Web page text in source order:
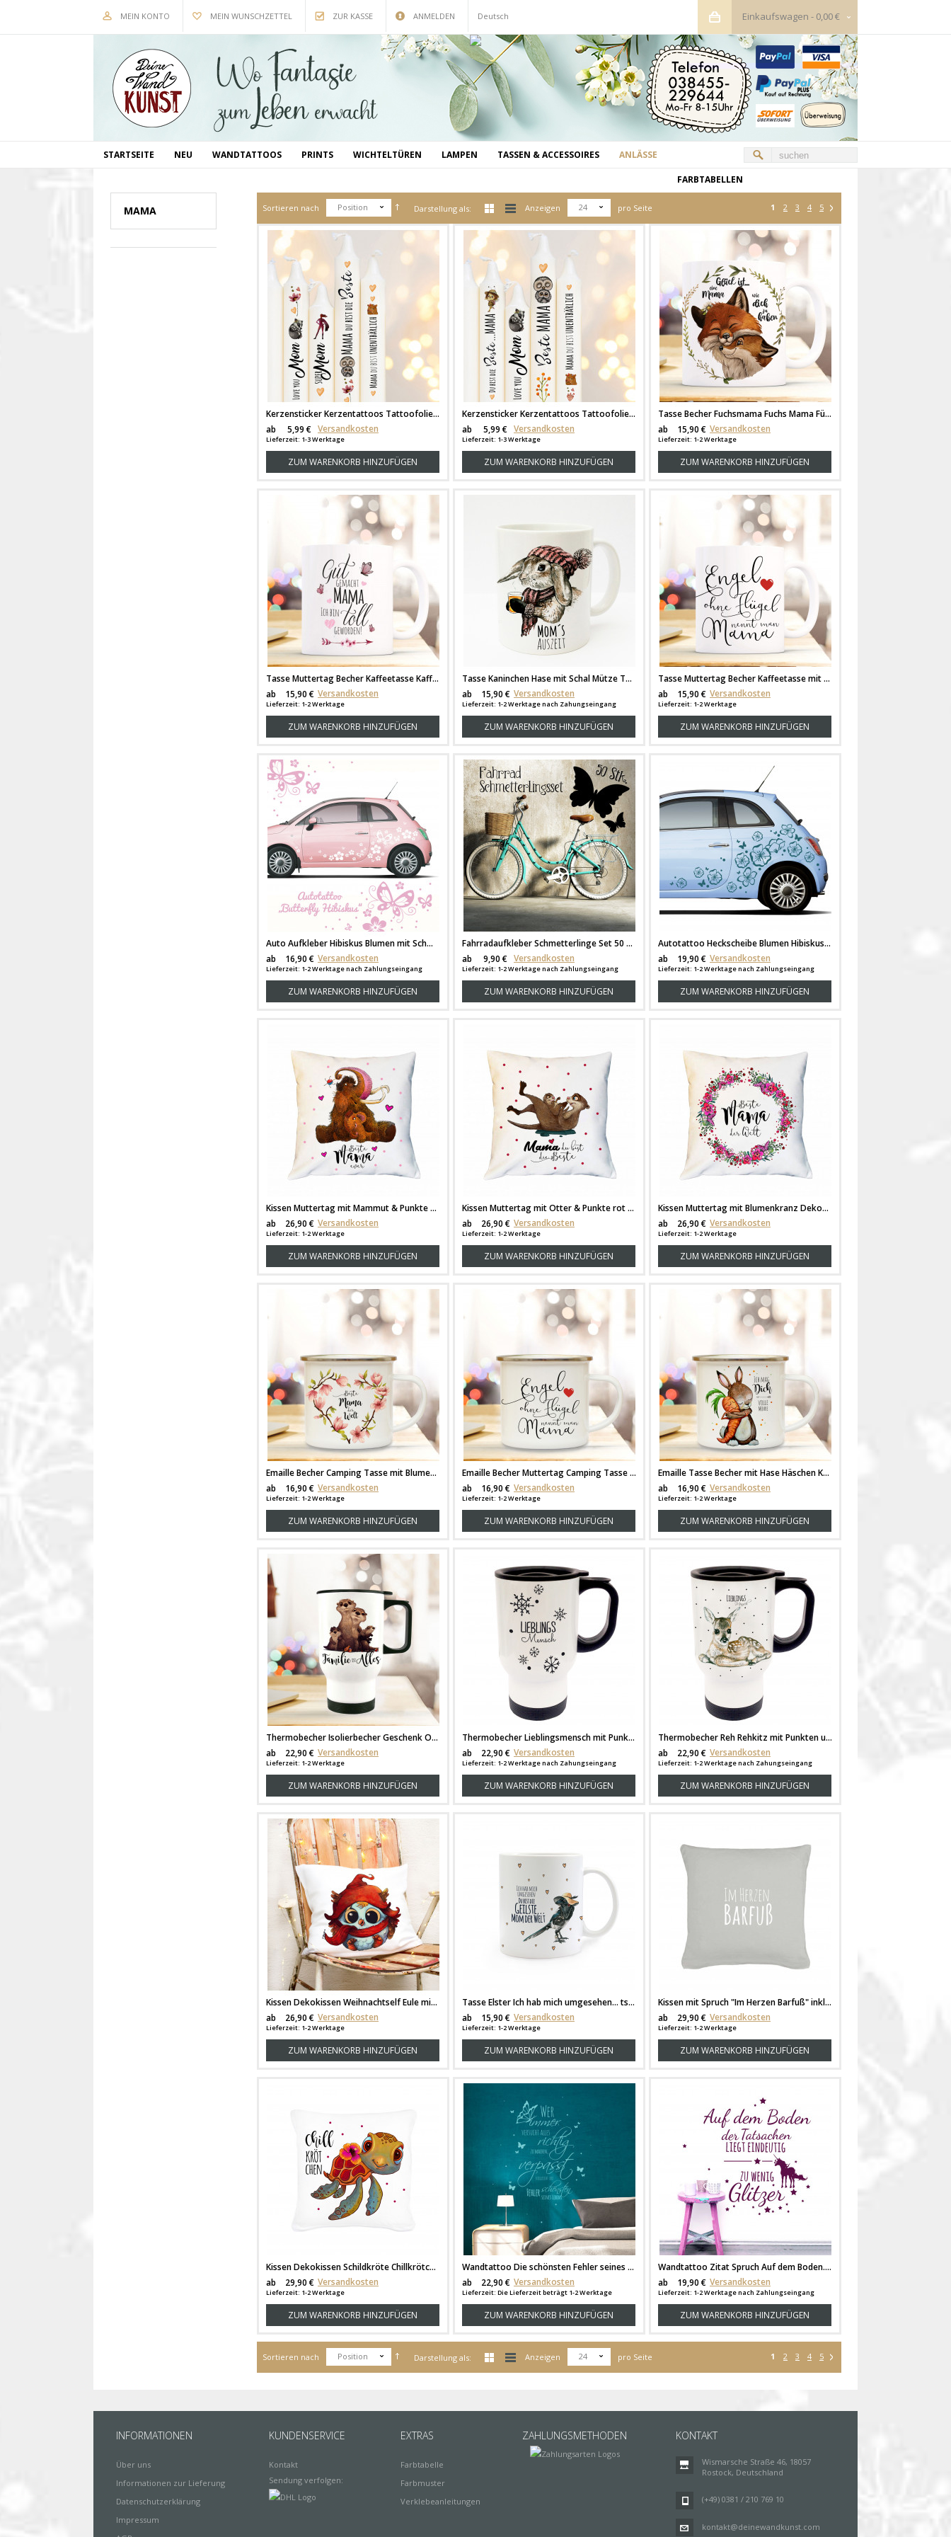
MEIN KONTO MEIN WUNSCHZETTEL ZUR KASSE ANMELDEN Deutsch Einkaufswagen - 0,00 €
STARTSEITE NEU WANDTATTOOS PRINTS WICHTELTÜREN LAMPEN TASSEN & ACCESSOIRES ANLÄSSE
FARBTABELLEN
Sortieren nach Position Darstellung als: 1 2 3 4 5
Anzeigen 24 pro Seite
Kerzensticker Kerzentattoos Tattoofolie Geschenk Beste Mama unentbärlich Mom für Kerzen oder Keramik A6 Bogen DIY Stickerbogen für bis zu 5 Kerzen kst37
ab
5,99 € Versandkosten
Lieferzeit: 1-3 Werktage
ZUM WARENKORB HINZUFÜGEN
Kerzensticker Kerzentattoos Tattoofolie Geschenk Meine Beste Mama unentbärlich love you Mom für Kerzen oder Keramik A6 Bogen DIY Stickerbogen für bis zu 5 Kerzen kst39
ab
5,99 € Versandkosten
Lieferzeit: 1-3 Werktage
ZUM WARENKORB HINZUFÜGEN
Tasse Becher Fuchsmama Fuchs Mama Füchschen Waldkranz & Spruch Glück ist eine Mama zu haben Kaffeebecher Teetasse Geschenk ts1177
ab
15,90 € Versandkosten
Lieferzeit: 1-2 Werktage
ZUM WARENKORB HINZUFÜGEN
Tasse Muttertag Becher Kaffeetasse Kaffeebecher mit Pfeil Schmetterlingen und Spruch gut gemacht Mama ts635
ab
15,90 € Versandkosten
Lieferzeit: 1-2 Werktage
ZUM WARENKORB HINZUFÜGEN
Tasse Kaninchen Hase mit Schal Mütze Tee und Spruch Mom's Auszeit ts194
ab
15,90 € Versandkosten
Lieferzeit: 1-2 Werktage nach Zahungseingang
ZUM WARENKORB HINZUFÜGEN
Tasse Muttertag Becher Kaffeetasse mit Spruch Kaffeebecher Geschenk Spruchbecher Mama.. Engel ohne Flügel ts657
ab
15,90 € Versandkosten
Lieferzeit: 1-2 Werktage
ZUM WARENKORB HINZUFÜGEN
Auto Aufkleber Hibiskus Blumen mit Schmetterlingen M1029
ab
16,90 € Versandkosten
Lieferzeit: 1-2 Werktage nach Zahlungseingang
ZUM WARENKORB HINZUFÜGEN
Fahrradaufkleber Schmetterlinge Set 50 Stück M811
ab
9,90 € Versandkosten
Lieferzeit: 1-2 Werktage nach Zahlungseingang
ZUM WARENKORB HINZUFÜGEN
Autotattoo Heckscheibe Blumen Hibiskus Hawaiiblumen M1931
ab
19,90 € Versandkosten
Lieferzeit: 1-2 Werktage nach Zahlungseingang
ZUM WARENKORB HINZUFÜGEN
Kissen Muttertag mit Mammut & Punkte Dekokissen Zierkissen bedruckt mit Spruch beste Mama ever Spruchkissen ks185
ab
26,90 € Versandkosten
Lieferzeit: 1-2 Werktage
ZUM WARENKORB HINZUFÜGEN
Kissen Muttertag mit Otter & Punkte rot Dekokissen Zierkissen bedruckt mit Spruch Mama du bist die Beste Spruchkissen ks187
ab
26,90 € Versandkosten
Lieferzeit: 1-2 Werktage
ZUM WARENKORB HINZUFÜGEN
Kissen Muttertag mit Blumenkranz Dekokissen Zierkissen bedruckt mit Spruch Beste Mama der Welt Spruchkissen ks181
ab
26,90 € Versandkosten
Lieferzeit: 1-2 Werktage
ZUM WARENKORB HINZUFÜGEN
Emaille Becher Camping Tasse mit Blumen Blüten Herz & Spruch beste Mama der Welt Kaffeetasse Geschenk Kaffeebecher eb70
ab
16,90 € Versandkosten
Lieferzeit: 1-2 Werktage
ZUM WARENKORB HINZUFÜGEN
Emaille Becher Muttertag Camping Tasse Herz & Spruch Motto Mama Engel ohne Flügel Kaffeetasse Zitat Geschenk eb130
ab
16,90 € Versandkosten
Lieferzeit: 1-2 Werktage
ZUM WARENKORB HINZUFÜGEN
Emaille Tasse Becher mit Hase Häschen Kaffeebecher Camping Becher mit Spruch Ich mag dich volle Möhre eb28
ab
16,90 € Versandkosten
Lieferzeit: 1-2 Werktage
ZUM WARENKORB HINZUFÜGEN
Thermobecher Isolierbecher Geschenk Otter mit Spruch "Familie ist alles" Thermo Trinkbecher bedruckt mit Motto Zitat tb112
ab
22,90 € Versandkosten
Lieferzeit: 1-2 Werktage
ZUM WARENKORB HINZUFÜGEN
Thermobecher Lieblingsmensch mit Punkten und Schneeflocken tb012
ab
22,90 € Versandkosten
Lieferzeit: 1-2 Werktage nach Zahungseingang
ZUM WARENKORB HINZUFÜGEN
Thermobecher Reh Rehkitz mit Punkten und Spruch Lieblingsmensch tb030
ab
22,90 € Versandkosten
Lieferzeit: 1-2 Werktage nach Zahungseingang
ZUM WARENKORB HINZUFÜGEN
Kissen Dekokissen Weihnachtself Eule mit Mütze Schal Motivkissen Zierkissen Weihnachten inklusive Füllung ks127
ab
26,90 € Versandkosten
Lieferzeit: 1-2 Werktage
ZUM WARENKORB HINZUFÜGEN
Tasse Elster Ich hab mich umgesehen... ts262
ab
15,90 € Versandkosten
Lieferzeit: 1-2 Werktage
ZUM WARENKORB HINZUFÜGEN
Kissen mit Spruch "Im Herzen Barfuß" inklusive Füllung k10
ab
29,90 € Versandkosten
Lieferzeit: 1-2 Werktage
ZUM WARENKORB HINZUFÜGEN
Kissen Dekokissen Schildkröte Chillkrötchen Chillkröte inklusive Füllung k46
ab
29,90 € Versandkosten
Lieferzeit: 1-2 Werktage
ZUM WARENKORB HINZUFÜGEN
Wandtattoo Die schönsten Fehler seines Lebens mit Schmetterlinge & Punkte für Flur oder Wohnzimmer M2157
ab
22,90 € Versandkosten
Lieferzeit: Die Lieferzeit beträgt 1-2 Werktage
ZUM WARENKORB HINZUFÜGEN
Wandtattoo Zitat Spruch Auf dem Boden... mit Einhorn und Sternen M1977
ab
19,90 € Versandkosten
Lieferzeit: 1-2 Werktage nach Zahlungseingang
ZUM WARENKORB HINZUFÜGEN
Sortieren nach Position Darstellung als: 1 2 3 4 5
Anzeigen 24 pro Seite
MAMA
INFORMATIONEN
Über uns
Informationen zur Lieferung
Datenschutzerklärung
Impressum
KUNDENSERVICE
Kontakt
Sendung verfolgen:
EXTRAS
Farbtabelle
Farbmuster
Verklebeanleitungen
ZAHLUNGSMETHODEN KONTAKT
Wismarsche Straße 46, 18057
Rostock, Deutschland
(+49) 0381 / 210 769 10
kontakt@deinewandkunst.com